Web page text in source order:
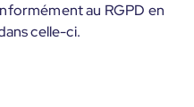
au RGPD en
celle-ci.